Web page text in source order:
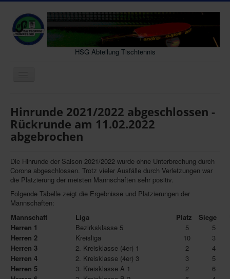
HSG Abteilung Tischtennis
Senioren
Jugend
Gastmannschaft
Archiv
Kontakt
Impressum
Datenschutz
Hinrunde 2021/2022 abgeschlossen -
Rückrunde am 11.02.2022
abgebrochen
Die Hinrunde der Saison 2021/2022 wurde ohne Unterbrechung durch
Corona abgeschlossen. Trotz vieler Ausfälle durch Verletzungen war
die Platzierung der meisten Mannschaften sehr positiv.
Folgende Tabelle zeigt die Ergebnisse und Platzierungen der
Mannschaften:
Mannschaft
Liga Platz Siege
Herren 1
Bezirksklasse 5 5
5
Herren 2
Kreisliga 10
3
Herren 3
2. Kreisklasse (4er) 1 2
4
Herren 4
2. Kreisklasse (4er) 3 3
5
Herren 5
3. Kreisklasse A 1 2
6